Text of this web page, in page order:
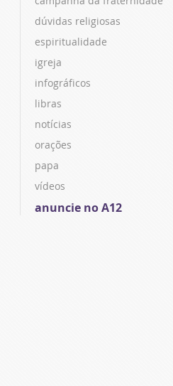
dúvidas religiosas
espiritualidade
igreja
infográficos
libras
notícias
orações
papa
vídeos
anuncie no A12